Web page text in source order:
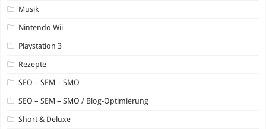
Musik
Nintendo Wii
Playstation 3
Rezepte
SEO – SEM – SMO
SEO – SEM – SMO / Blog-Optimierung
Short & Deluxe